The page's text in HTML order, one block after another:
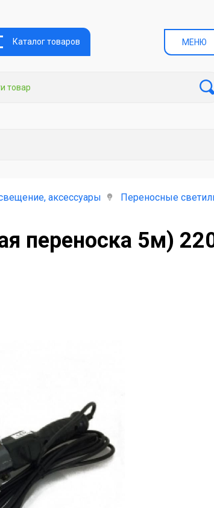
Каталог товаров МЕНЮ
аксессуары Переносные
переноска 5м)